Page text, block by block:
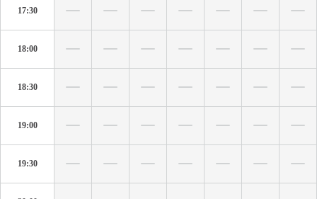
17:30
18:00
18:30
19:00
19:30